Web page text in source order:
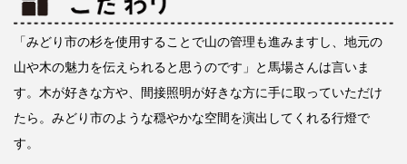
「みどり市の杉を使用することで山の管理も進みますし、地元の
山や木の魅力を伝えられると思うのです」と馬場さんは言いま
す。木が好きな方や、間接照明が好きな方に手に取っていただけ
たら。みどり市のような穏やかな空間を演出してくれる行燈で
す。